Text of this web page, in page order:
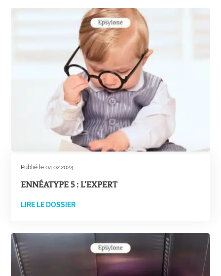
Publié le 04.02.2024
ENNÉATYPE 5 : L’EXPERT
LIRE LE DOSSIER